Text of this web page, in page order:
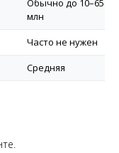
млн
Часто не нужен
Средняя